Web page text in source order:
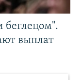
беглецом".
выплат